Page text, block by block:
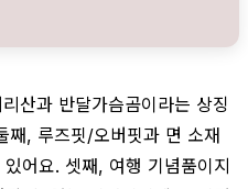
산과 반달가슴곰이라는 상징
째, 루즈핏/오버핏과 면 소재
어요. 셋째, 여행 기념품이지